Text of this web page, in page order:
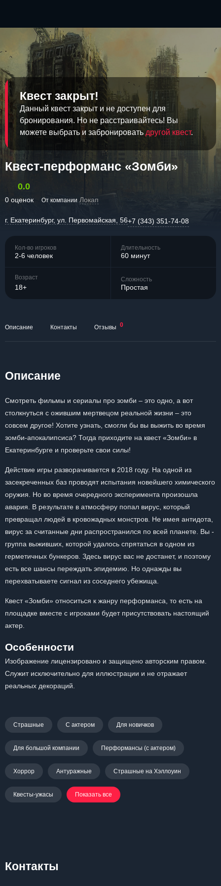
Квест закрыт!
Данный квест закрыт и не доступен для
бронирования. Но не расстраивайтесь! Вы
можете выбрать и забронировать другой квест.
Квест-перформанс «Зомби»
0.0
0 оценок От компании Локап
г. Екатеринбург, ул. Первомайская, 56+7 (343) 351-74-08
Кол-во игроков
2-6 человек
Длительность
60 минут
Возраст
18+
Сложность
Простая
Описание Контакты Отзывы 0
Описание
Смотреть фильмы и сериалы про зомби – это одно, а вот
столкнуться с ожившим мертвецом реальной жизни – это
совсем другое! Хотите узнать, смогли бы вы выжить во время
зомби-апокалипсиса? Тогда приходите на квест «Зомби» в
Екатеринбурге и проверьте свои силы!
Действие игры разворачивается в 2018 году. На одной из
засекреченных баз проводят испытания новейшего химического
оружия. Но во время очередного эксперимента произошла
авария. В результате в атмосферу попал вирус, который
превращал людей в кровожадных монстров. Не имея антидота,
вирус за считанные дни распространился по всей планете. Вы -
группа выживших, которой удалось спрятаться в одном из
герметичных бункеров. Здесь вирус вас не достанет, и поэтому
есть все шансы переждать эпидемию. Но однажды вы
перехватываете сигнал из соседнего убежища.
Квест «Зомби» относиться к жанру перформанса, то есть на
площадке вместе с игроками будет присутствовать настоящий
актер.
Особенности
Изображение лицензировано и защищено авторским правом.
Служит исключительно для иллюстрации и не отражает
реальных декораций.
Страшные С актером Для новичков
Для большой компании Перформансы (с актером)
Хоррор Антуражные Страшные на Хэллоуин
Квесты-ужасы Показать все
Контакты